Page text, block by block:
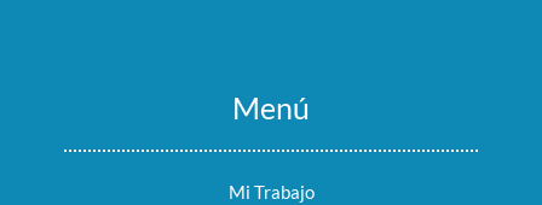
Menú
Mi Trabajo